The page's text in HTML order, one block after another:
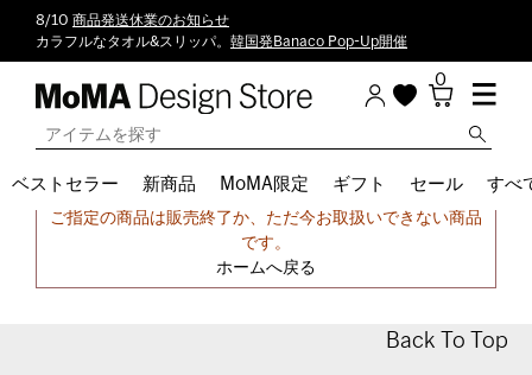
8/10 商品発送休業のお知らせ
カラフルなタオル&スリッパ。 韓国発Banaco Pop-Up開催
0
ベストセラー 新商品 MoMA限定 ギフト セール すべ
申し訳ございません。
ご指定の商品は販売終了か、ただ今お取扱いできない商品
です。
ホームへ戻る
Back To Top